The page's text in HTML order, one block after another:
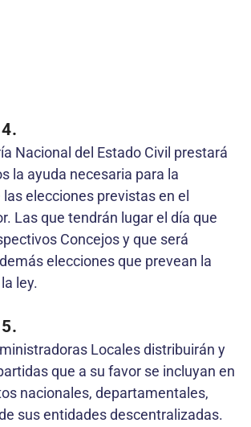
Nacional del Estado Civil prestará
la ayuda necesaria para la
elecciones previstas en el
Las que tendrán lugar el día que
Concejos y que será
elecciones que prevean la
ley.
Locales distribuirán y
que a su favor se incluyan en
nacionales, departamentales,
sus entidades descentralizadas.